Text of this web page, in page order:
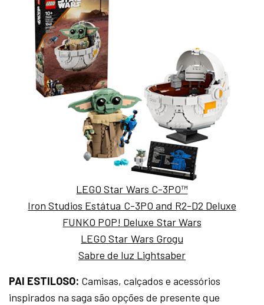
LEGO Star Wars C-3PO™
Iron Studios Estátua C-3PO and R2-D2 Deluxe
FUNKO POP! Deluxe Star Wars
LEGO Star Wars Grogu
Sabre de luz Lightsaber
PAI ESTILOSO: Camisas, calçados e acessórios
inspirados na saga são opções de presente que